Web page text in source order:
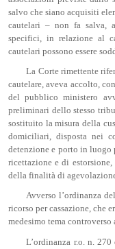
salvo che siano acquisiti
cautelari – non fa salva,
specifici, in relazione al
cautelari possono essere
La Corte rimettente
cautelare, aveva accolto,
del pubblico ministero
preliminari dello stesso
sostituito la misura della
domiciliari, disposta nei
detenzione e porto in luogo
ricettazione e di
della finalità di
Avverso l’ordinanza
ricorso per cassazione, che
medesimo tema
L’ordinanza r.o. n.